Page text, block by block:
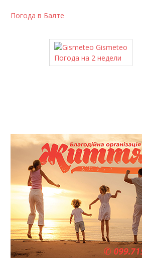
Погода в Балте
Gismeteo
Погода на 2 недели